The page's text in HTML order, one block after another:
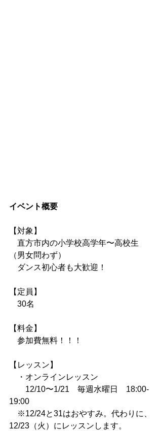
イベント概要
【対象】
直方市内の小学校高学年〜高校生
（男女問わず）
ダンス初心者も大歓迎！
【定員】
30名
【料金】
参加費無料！！！
【レッスン】
・オンラインレッスン
12/10〜1/21　毎週水曜日　18:00-
19:00
※12/24と31はおやすみ。代わりに、
12/23（火）にレッスンします。